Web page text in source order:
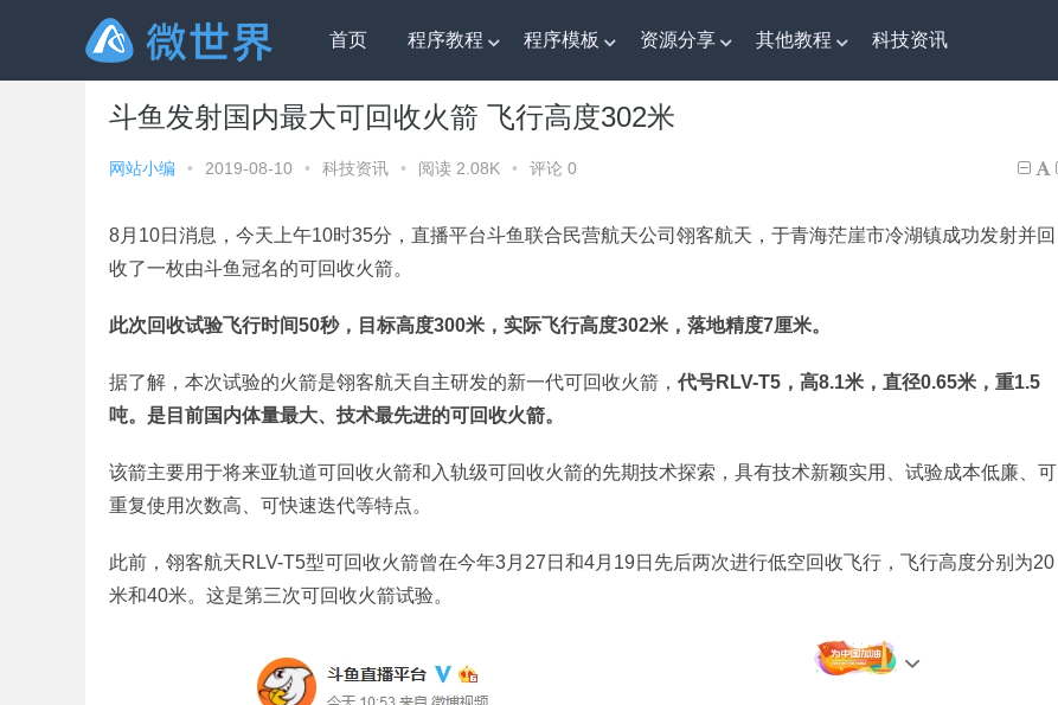
首页 程序教程 程序模板 资源分享 其他教程 科技资讯
微世界» 科技资讯» 斗鱼发射国内最大可回收火箭 飞行高度302米
斗鱼发射国内最大可回收火箭 飞行高度302米
网站小编 • 2019-08-10 • 科技资讯 • 阅读 2.08K • 评论 0
8月10日消息，今天上午10时35分，直播平台斗鱼联合民营航天公司翎客航天，于青海茫崖市冷湖镇成功发射并回
收了一枚由斗鱼冠名的可回收火箭。
此次回收试验飞行时间50秒，目标高度300米，实际飞行高度302米，落地精度7厘米。
据了解，本次试验的火箭是翎客航天自主研发的新一代可回收火箭， 代号RLV-T5，高8.1米，直径0.65米，重1.5
吨。是目前国内体量最大、技术最先进的可回收火箭。
该箭主要用于将来亚轨道可回收火箭和入轨级可回收火箭的先期技术探索，具有技术新颖实用、试验成本低廉、可
重复使用次数高、可快速迭代等特点。
此前，翎客航天RLV-T5型可回收火箭曾在今年3月27日和4月19日先后两次进行低空回收飞行，飞行高度分别为20
米和40米。这是第三次可回收火箭试验。